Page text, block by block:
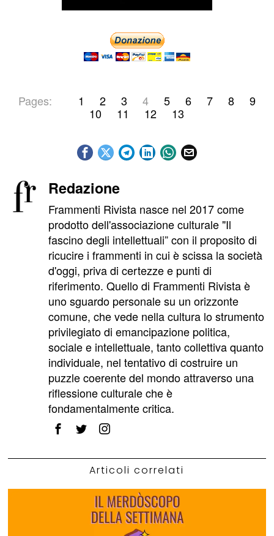
Pages: 1 2 3 4 5 6 7 8
9
10
11 12 13
Redazione
Frammenti Rivista nasce nel 2017 come
prodotto dell'associazione culturale "Il
fascino degli intellettuali” con il proposito di
ricucire i frammenti in cui è scissa la società
d'oggi, priva di certezze e punti di
riferimento. Quello di Frammenti Rivista è
uno sguardo personale su un orizzonte
comune, che vede nella cultura lo strumento
privilegiato di emancipazione politica,
sociale e intellettuale, tanto collettiva quanto
individuale, nel tentativo di costruire un
puzzle coerente del mondo attraverso una
riflessione culturale che è
fondamentalmente critica.
Articoli correlati